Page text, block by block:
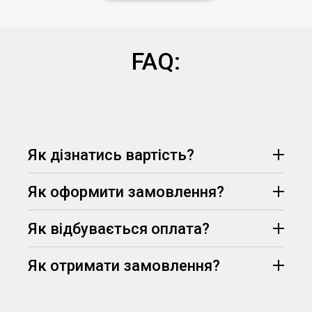
FAQ:
Як дізнатись вартість?
Як оформити замовлення?
Як відбувається оплата?
Як отримати замовлення?